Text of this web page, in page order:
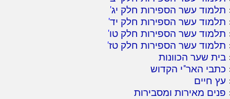
תלמוד עשר הספירות חלק יג'
תלמוד עשר הספירות חלק יד'
תלמוד עשר הספירות חלק טו'
תלמוד עשר הספירות חלק טז'
בית שער הכוונות
כתבי האר"י הקדוש
עץ חיים
פנים מאירות ומסבירות